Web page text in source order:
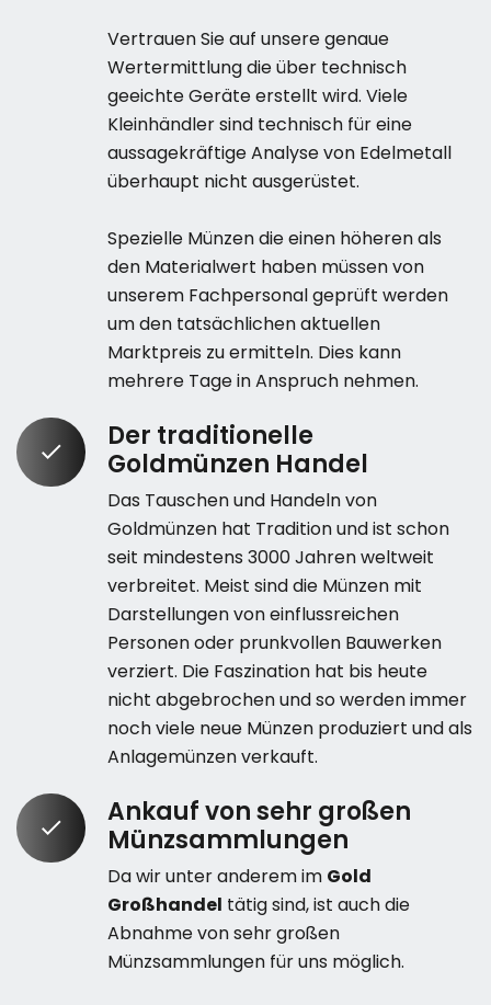
Vertrauen Sie auf unsere genaue
Wertermittlung die über technisch
geeichte Geräte erstellt wird. Viele
Kleinhändler sind technisch für eine
aussagekräftige Analyse von Edelmetall
überhaupt nicht ausgerüstet.
Spezielle Münzen die einen höheren als
den Materialwert haben müssen von
unserem Fachpersonal geprüft werden
um den tatsächlichen aktuellen
Marktpreis zu ermitteln. Dies kann
mehrere Tage in Anspruch nehmen.
Der traditionelle
Goldmünzen Handel
Das Tauschen und Handeln von
Goldmünzen hat Tradition und ist schon
seit mindestens 3000 Jahren weltweit
verbreitet. Meist sind die Münzen mit
Darstellungen von einflussreichen
Personen oder prunkvollen Bauwerken
verziert. Die Faszination hat bis heute
nicht abgebrochen und so werden immer
noch viele neue Münzen produziert und als
Anlagemünzen verkauft.
Ankauf von sehr großen
Münzsammlungen
Da wir unter anderem im Gold
Großhandel tätig sind, ist auch die
Abnahme von sehr großen
Münzsammlungen für uns möglich.